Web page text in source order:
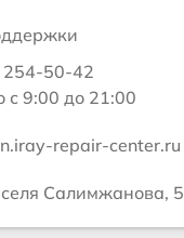
254-50-42
с 9:00 до 21:00
repair-center.ru
Салимжанова, 5